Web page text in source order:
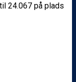
24.067 på plads